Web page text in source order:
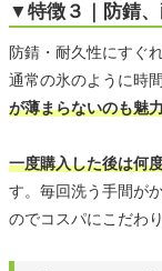
▼特徴３｜防錆
防錆・耐久性にすぐ
通常の氷のように時
が薄まらないのも魅
一度購入した後は何
す。毎回洗う手間が
のでコスパにこだわ